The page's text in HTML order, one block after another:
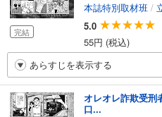
完結
本誌特別取材班 /
5.0
55円 (税込)
あらすじを表示する
オレオレ詐欺受刑
口...